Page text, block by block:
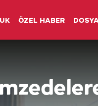
ÖZEL HABER